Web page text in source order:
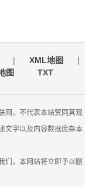
| XML地图
|
图 TXT
网，不代表本站赞同其观
文字以及内容数据庞杂本
们，本网站将立即予以删